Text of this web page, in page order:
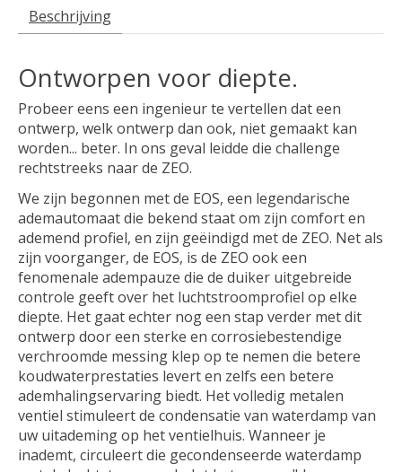
Beschrijving
Ontworpen voor diepte.
Probeer eens een ingenieur te vertellen dat een
ontwerp, welk ontwerp dan ook, niet gemaakt kan
worden... beter. In ons geval leidde die challenge
rechtstreeks naar de ZEO.
We zijn begonnen met de EOS, een legendarische
ademautomaat die bekend staat om zijn comfort en
ademend profiel, en zijn geëindigd met de ZEO. Net als
zijn voorganger, de EOS, is de ZEO ook een
fenomenale adempauze die de duiker uitgebreide
controle geeft over het luchtstroomprofiel op elke
diepte. Het gaat echter nog een stap verder met dit
ontwerp door een sterke en corrosiebestendige
verchroomde messing klep op te nemen die betere
koudwaterprestaties levert en zelfs een betere
ademhalingservaring biedt. Het volledig metalen
ventiel stimuleert de condensatie van waterdamp van
uw uitademing op het ventielhuis. Wanneer je
inademt, circuleert die gecondenseerde waterdamp